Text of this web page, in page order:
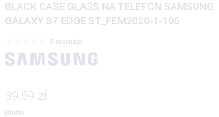
BLACK CASE GLASS NA TELEFON SAMSUNG
GALAXY S7 EDGE ST_FEM2020-1-106
0 recenzje
39,59 zł
Brutto